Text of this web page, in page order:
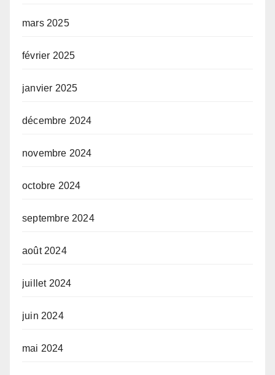
mars 2025
février 2025
janvier 2025
décembre 2024
novembre 2024
octobre 2024
septembre 2024
août 2024
juillet 2024
juin 2024
mai 2024